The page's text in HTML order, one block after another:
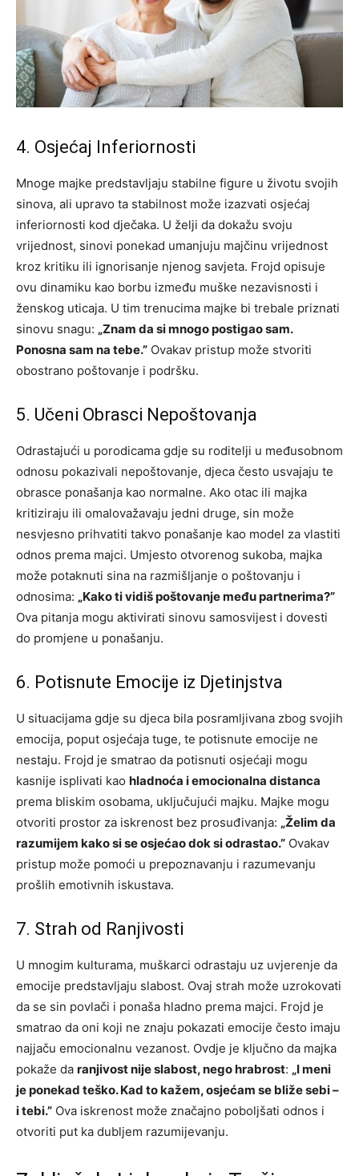
4. Osjećaj Inferiornosti
Mnoge majke predstavljaju stabilne figure u životu svojih
sinova, ali upravo ta stabilnost može izazvati osjećaj
inferiornosti kod dječaka. U želji da dokažu svoju
vrijednost, sinovi ponekad umanjuju majčinu vrijednost
kroz kritiku ili ignorisanje njenog savjeta. Frojd opisuje
ovu dinamiku kao borbu između muške nezavisnosti i
ženskog uticaja. U tim trenucima majke bi trebale priznati
sinovu snagu: „Znam da si mnogo postigao sam.
Ponosna sam na tebe.” Ovakav pristup može stvoriti
obostrano poštovanje i podršku.
5. Učeni Obrasci Nepoštovanja
Odrastajući u porodicama gdje su roditelji u međusobnom
odnosu pokazivali nepoštovanje, djeca često usvajaju te
obrasce ponašanja kao normalne. Ako otac ili majka
kritiziraju ili omalovažavaju jedni druge, sin može
nesvjesno prihvatiti takvo ponašanje kao model za vlastiti
odnos prema majci. Umjesto otvorenog sukoba, majka
može potaknuti sina na razmišljanje o poštovanju i
odnosima: „Kako ti vidiš poštovanje među partnerima?”
Ova pitanja mogu aktivirati sinovu samosvijest i dovesti
do promjene u ponašanju.
6. Potisnute Emocije iz Djetinjstva
U situacijama gdje su djeca bila posramljivana zbog svojih
emocija, poput osjećaja tuge, te potisnute emocije ne
nestaju. Frojd je smatrao da potisnuti osjećaji mogu
kasnije isplivati kao hladnoća i emocionalna distanca
prema bliskim osobama, uključujući majku. Majke mogu
otvoriti prostor za iskrenost bez prosuđivanja: „Želim da
razumijem kako si se osjećao dok si odrastao.” Ovakav
pristup može pomoći u prepoznavanju i razumevanju
prošlih emotivnih iskustava.
7. Strah od Ranjivosti
U mnogim kulturama, muškarci odrastaju uz uvjerenje da
emocije predstavljaju slabost. Ovaj strah može uzrokovati
da se sin povlači i ponaša hladno prema majci. Frojd je
smatrao da oni koji ne znaju pokazati emocije često imaju
najjaču emocionalnu vezanost. Ovdje je ključno da majka
pokaže da ranjivost nije slabost, nego hrabrost: „I meni
je ponekad teško. Kad to kažem, osjećam se bliže sebi –
i tebi.” Ova iskrenost može značajno poboljšati odnos i
otvoriti put ka dubljem razumijevanju.